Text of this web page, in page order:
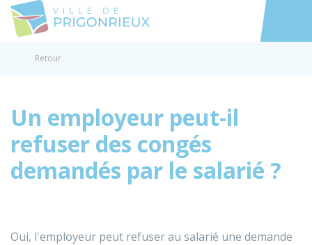
Accéder
Retour
Un employeur peut-il
refuser des congés
demandés par le salarié ?
Oui, l'employeur peut refuser au salarié une demande